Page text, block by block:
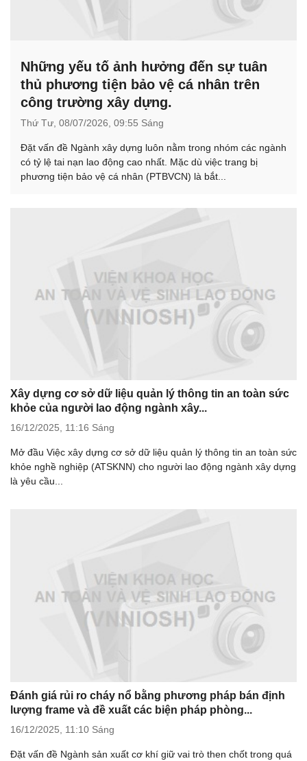
Những yếu tố ảnh hưởng đến sự tuân
thủ phương tiện bảo vệ cá nhân trên
công trường xây dựng.
Thứ Tư, 08/07/2026, 09:55 Sáng
Đặt vấn đề Ngành xây dựng luôn nằm trong nhóm các ngành
có tỷ lệ tai nạn lao động cao nhất. Mặc dù việc trang bị
phương tiện bảo vệ cá nhân (PTBVCN) là bắt...
Xây dựng cơ sở dữ liệu quản lý thông tin an toàn sức
khỏe của người lao động ngành xây...
16/12/2025, 11:16 Sáng
Mở đầu Việc xây dựng cơ sở dữ liệu quản lý thông tin an toàn sức
khỏe nghề nghiệp (ATSKNN) cho người lao động ngành xây dựng
là yêu cầu...
Đánh giá rủi ro cháy nổ bằng phương pháp bán định
lượng frame và đề xuất các biện pháp phòng...
16/12/2025, 11:10 Sáng
Đặt vấn đề Ngành sản xuất cơ khí giữ vai trò then chốt trong quá